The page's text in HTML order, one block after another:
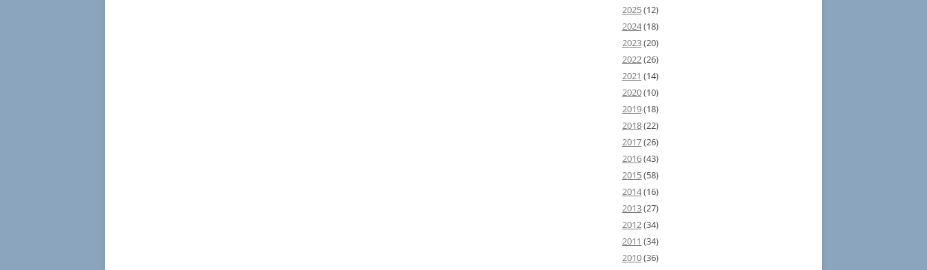
2025(12)
2024(18)
2023(20)
2022(26)
2021 (14)
2020(10)
2019(18)
2018(22)
2017(26)
2016(43)
2015(58)
2014(16)
2013(27)
2012(34)
2011 (34)
2010(36)